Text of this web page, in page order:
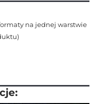
na jednej warstwie